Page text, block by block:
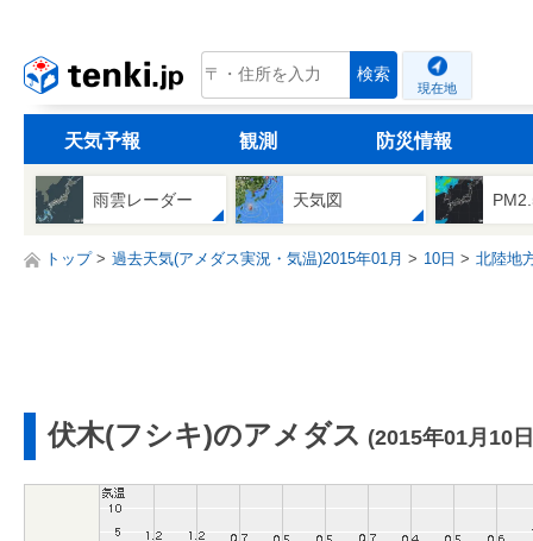
tenki.jp 検索
現在地
天気予報 観測 防災情報
雨雲レーダー 天気図
トップ 過去天気(アメダス実況・気温)2015年01月 10日 北陸地
伏木(フシキ)のアメダス (2015年01月10